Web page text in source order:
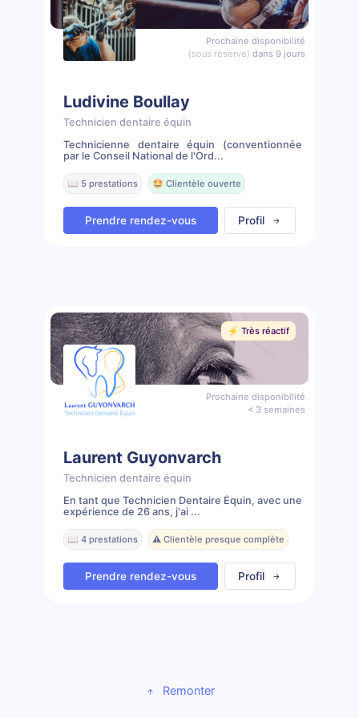
Prochaine disponibilité
(sous réserve) dans 9 jours
Ludivine Boullay
Technicien dentaire équin
Technicienne dentaire équin (conventionnée
par le Conseil National de l'Ord...
📖 5 prestations 🤩 Clientèle ouverte
Prendre rendez-vous Profil
⚡️ Très réactif
Prochaine disponibilité
< 3 semaines
Laurent Guyonvarch
Technicien dentaire équin
En tant que Technicien Dentaire Équin, avec une
expérience de 26 ans, j'ai ...
📖 4 prestations ⚠️ Clientèle presque complète
Prendre rendez-vous Profil
Remonter